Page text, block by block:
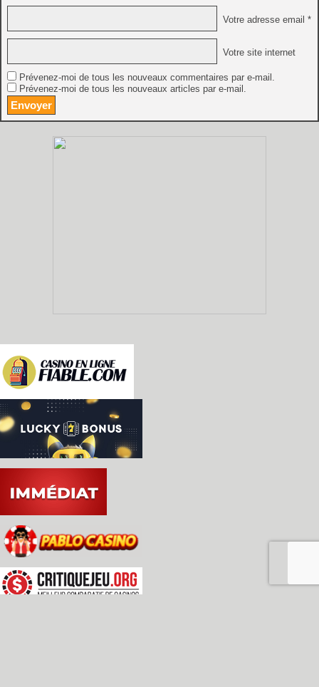
Votre adresse email *
Votre site internet
Prévenez-moi de tous les nouveaux commentaires par e-mail.
Prévenez-moi de tous les nouveaux articles par e-mail.